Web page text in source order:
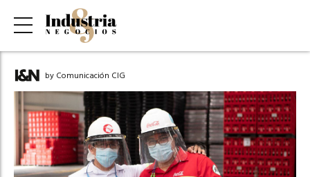
by Comunicación CIG